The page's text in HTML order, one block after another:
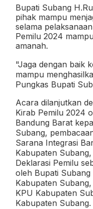
Bupati Subang
pihak mampu
selama
Pemilu 2024
amanah.
"Jaga dengan baik
mampu
Pungkas Bupati
Acara dilanjutkan
Kirab Pemilu 2024
Bandung Barat
Subang,
Sarana Integrasi
Kabupaten
Deklarasi Pemilu
oleh Bupati
Kabupaten
KPU Kabupaten
Kabupaten Subang.